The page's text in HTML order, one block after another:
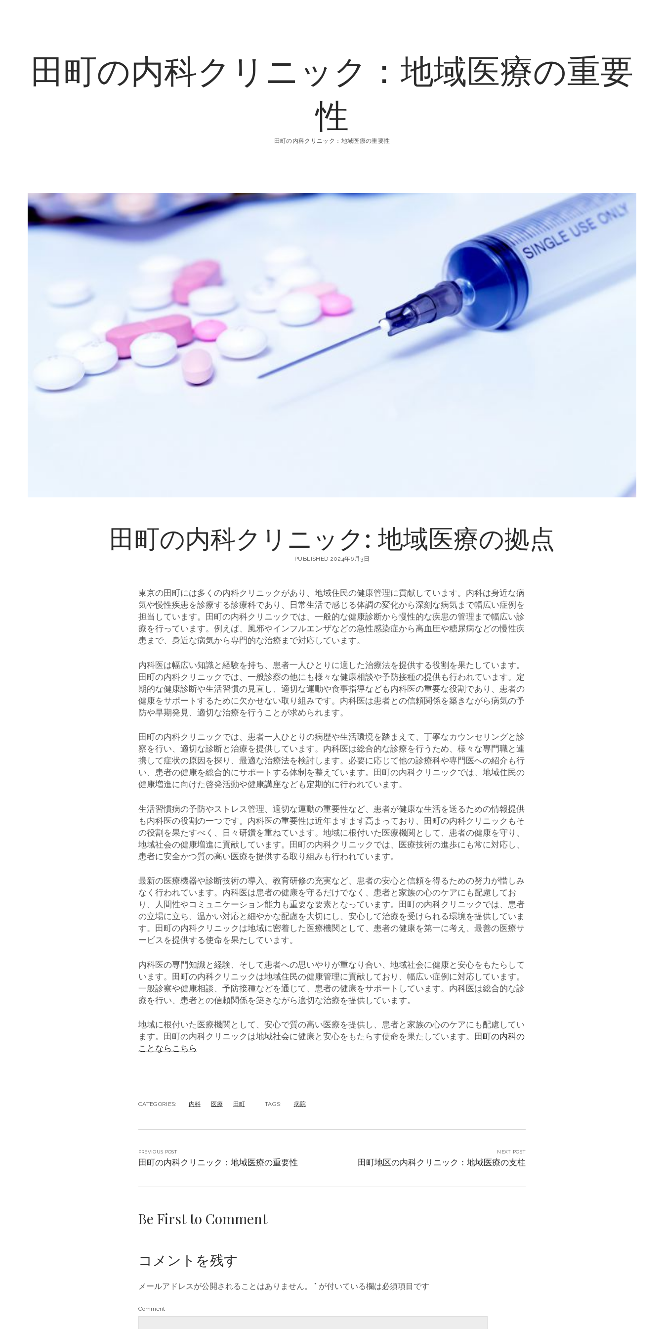
田町の内科クリニック：地域医療の重要
性
田町の内科クリニック：地域医療の重要性
田町の内科クリニック: 地域医療の拠点
PUBLISHED 2024年6月3日
東京の田町には多くの内科クリニックがあり、地域住民の健康管理に貢献しています。 内科は身近な病
気や慢性疾患を診療する診療科であり、日常生活で感じる体調の変化から深刻な病気まで幅広い症例を
担当しています。田町の内科クリニックでは、一般的な健康診断から慢性的な疾患の管理まで幅広い診
療を行っています。例えば、風邪やインフルエンザなどの急性感染症から高血圧や糖尿病などの慢性疾
患まで、身近な病気から専門的な治療まで対応しています。
内科医は幅広い知識と経験を持ち、患者一人ひとりに適した治療法を提供する役割を果たしています。
田町の内科クリニックでは、一般診察の他にも様々な健康相談や予防接種の提供も行われています。定
期的な健康診断や生活習慣の見直し、適切な運動や食事指導なども内科医の重要な役割であり、患者の
健康をサポートするために欠かせない取り組みです。内科医は患者との信頼関係を築きながら病気の予
防や早期発見、適切な治療を行うことが求められます。
田町の内科クリニックでは、患者一人ひとりの病歴や生活環境を踏まえて、丁寧なカウンセリングと診
察を行い、適切な診断と治療を提供しています。内科医は総合的な診療を行うため、様々な専門職と連
携して症状の原因を探り、最適な治療法を検討します。必要に応じて他の診療科や専門医への紹介も行
い、患者の健康を総合的にサポートする体制を整えています。田町の内科クリニックでは、地域住民の
健康増進に向けた啓発活動や健康講座なども定期的に行われています。
生活習慣病の予防やストレス管理、適切な運動の重要性など、患者が健康な生活を送るための情報提供
も内科医の役割の一つです。内科医の重要性は近年ますます高まっており、田町の内科クリニックもそ
の役割を果たすべく、日々研鑽を重ねています。地域に根付いた医療機関として、患者の健康を守り、
地域社会の健康増進に貢献しています。田町の内科クリニックでは、医療技術の進歩にも常に対応し、
患者に安全かつ質の高い医療を提供する取り組みも行われています。
最新の医療機器や診断技術の導入、教育研修の充実など、患者の安心と信頼を得るための努力が惜しみ
なく行われています。内科医は患者の健康を守るだけでなく、患者と家族の心のケアにも配慮してお
り、人間性やコミュニケーション能力も重要な要素となっています。田町の内科クリニックでは、患者
の立場に立ち、温かい対応と細やかな配慮を大切にし、安心して治療を受けられる環境を提供していま
す。田町の内科クリニックは地域に密着した医療機関として、患者の健康を第一に考え、最善の医療サ
ービスを提供する使命を果たしています。
内科医の専門知識と経験、そして患者への思いやりが重なり合い、地域社会に健康と安心をもたらして
います。田町の内科クリニックは地域住民の健康管理に貢献しており、幅広い症例に対応しています。
一般診察や健康相談、予防接種などを通じて、患者の健康をサポートしています。内科医は総合的な診
療を行い、患者との信頼関係を築きながら適切な治療を提供しています。
地域に根付いた医療機関として、安心で質の高い医療を提供し、患者と家族の心のケアにも配慮してい
ます。田町の内科クリニックは地域社会に健康と安心をもたらす使命を果たしています。
田町の内科の
ことならこちら
CATEGORIES: 内科 医療 田町 TAGS: 病院
PREVIOUS POST
田町の内科クリニック：地域医療の重要性
NEXT POST
田町地区の内科クリニック：地域医療の支柱
Be First to Comment
コメントを残す
メールアドレスが公開されることはありません。 * が付いている欄は必須項目です
Comment